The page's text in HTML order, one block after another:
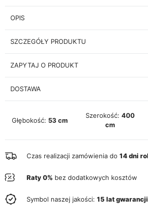
OPIS
SZCZEGÓŁY PRODUKTU
ZAPYTAJ O PRODUKT
DOSTAWA
Głębokość: 53 cm
Szerokość: 400
cm
Czas realizacji zamówienia do 14 dni
Raty 0% bez dodatkowych kosztów
Symbol naszej jakości: 15 lat gwarancji